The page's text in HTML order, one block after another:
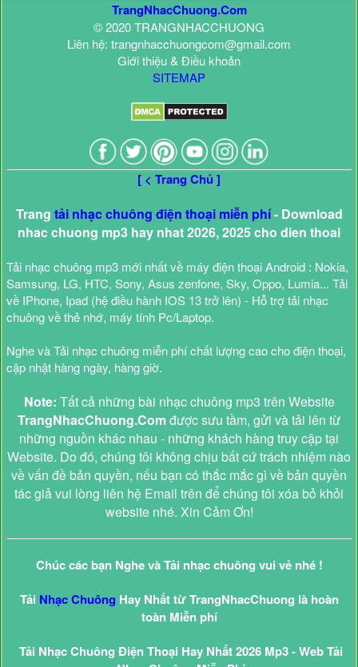
TrangNhacChuong.Com
© 2020 TRANGNHACCHUONG
Liên hệ: trangnhacchuongcom@gmail.com
Giới thiệu & Điều khoản
SITEMAP
[ < Trang Chủ ]
Trang tải nhạc chuông điện thoại miễn phí- Download
nhac chuong mp3 hay nhat 2026, 2025 cho dien thoai
Tải nhạc chuông mp3 mới nhất về máy điện thoại Android : Nokia,
Samsung, LG, HTC, Sony, Asus zenfone, Sky, Oppo, Lumia... Tải
về IPhone, Ipad (hệ điều hành IOS 13 trở lên) - Hỗ trợ tải nhạc
chuông về thẻ nhớ, máy tính Pc/Laptop.
Nghe và Tải nhạc chuông miễn phí chất lượng cao cho điện thoại,
cập nhật hàng ngày, hàng giờ.
Note: Tất cả những bài nhạc chuông mp3 trên Website
TrangNhacChuong.Comđược sưu tầm, gửi và tải lên từ
những nguồn khác nhau - những khách hàng truy cập tại
Website. Do đó, chúng tôi không chịu bất cứ trách nhiệm nào
về vấn đề bản quyền, nếu bạn có thắc mắc gì về bản quyền
tác giả vui lòng liên hệ Email trên để chúng tôi xóa bỏ khỏi
website nhé. Xin Cảm Ơn!
Chúc các bạn Nghe và Tải nhạc chuông vui vẻ nhé !
Tải Nhạc Chuông Hay Nhất từ TrangNhacChuong là hoàn
toàn Miễn phí
Tải Nhạc Chuông Điện Thoại Hay Nhất 2026 Mp3 - Web Tải